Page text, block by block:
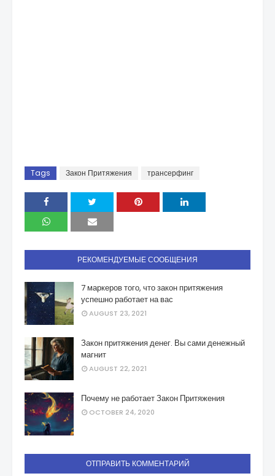
Tags Закон Притяжения трансерфинг
РЕКОМЕНДУЕМЫЕ СООБЩЕНИЯ
7 маркеров того, что закон притяжения
успешно работает на вас
AUGUST 23, 2021
Закон притяжения денег. Вы сами денежный
магнит
AUGUST 22, 2021
Почему не работает Закон Притяжения
OCTOBER 24, 2020
ОТПРАВИТЬ КОММЕНТАРИЙ